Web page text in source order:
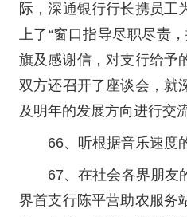
际，深通银行行长携员工
上了“窗口指导尽职尽责
旗及感谢信，对支行给予
双方还召开了座谈会，就
及明年的发展方向进行交流
66、听根据音乐速度
67、在社会各界朋友
界首支行陈平营助农服务